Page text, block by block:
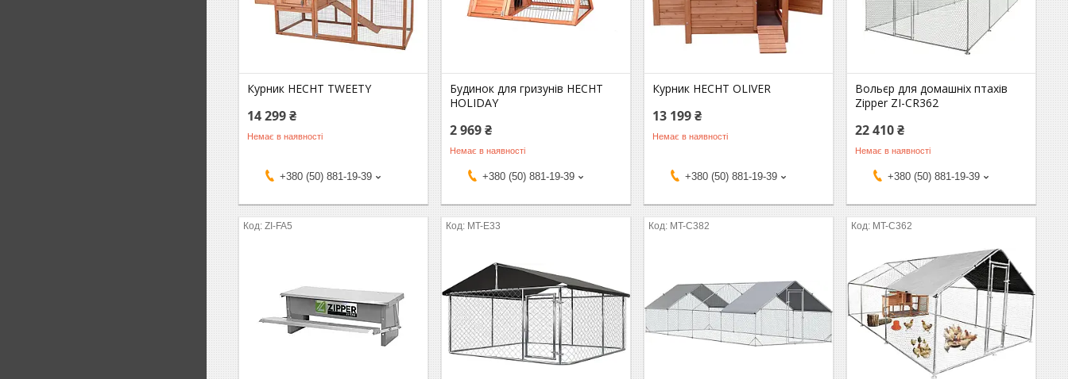
Курник HECHT TWEETY
14 299 ₴
Немає в наявності
+380 (50) 881-19-39
Будинок для гризунів HECHT
HOLIDAY
2 969 ₴
Немає в наявності
+380 (50) 881-19-39
Курник HECHT OLIVER
13 199 ₴
Немає в наявності
+380 (50) 881-19-39
Вольєр для домашніх птахів
Zipper ZI-CR362
22 410 ₴
Немає в наявності
+380 (50) 881-19-39
ZI-FA5 MT-E33 MT-C382 MT-C362